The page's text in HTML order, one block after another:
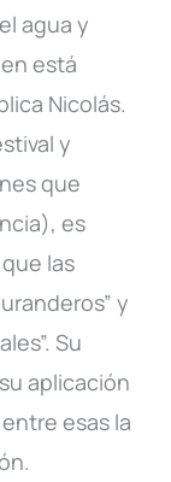
agua y
está
Nicolás.
y
que
es
las
y
Su
aplicación
esas la